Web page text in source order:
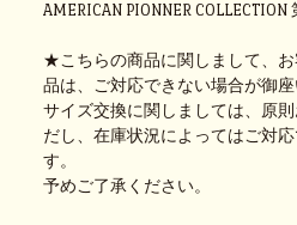
AMERICAN PIONNER
★こちらの商品に関しまして、
品は、ご対応できない場合が御座
サイズ交換に関しましては、原
だし、在庫状況によってはご対
す。
予めご了承ください。